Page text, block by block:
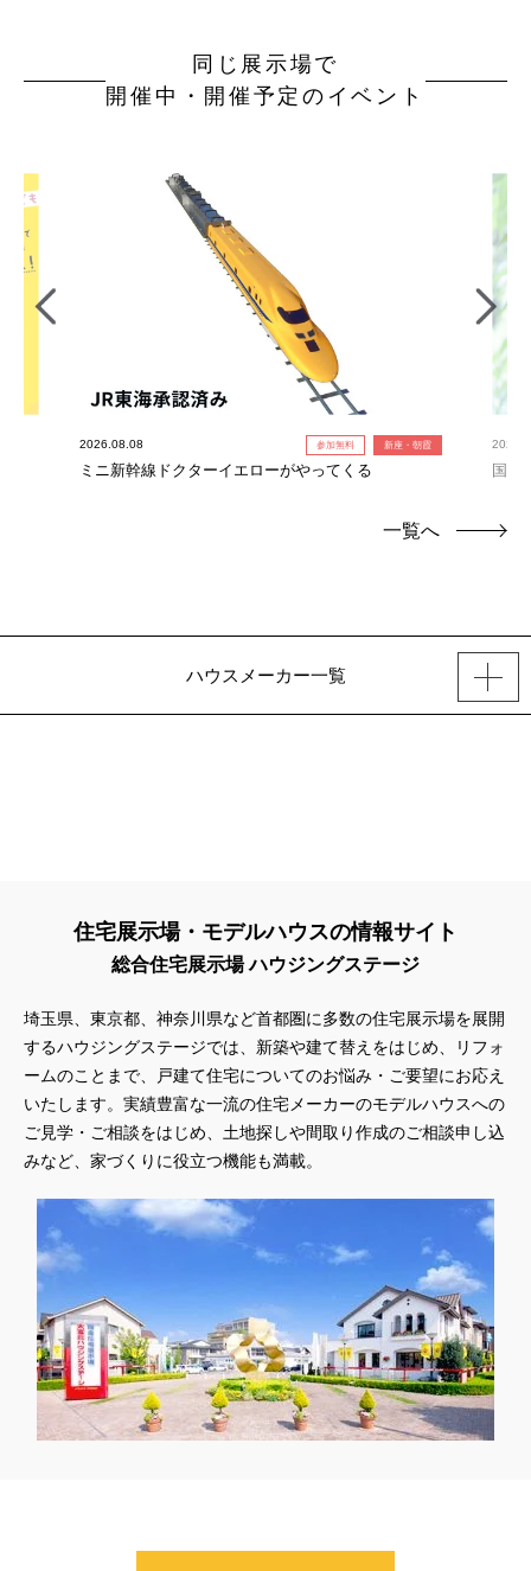
同じ展示場で
開催中・開催予定のイベント
2026.08.08 参加無料 新座・朝霞
ミニ新幹線ドクターイエローがやってくる 国産
一覧へ
ハウスメーカー一覧
住宅展示場・モデルハウスの情報サイト
総合住宅展示場 ハウジングステージ
埼玉県、東京都、神奈川県など首都圏に多数の住宅展示場を展開
するハウジングステージでは、新築や建て替えをはじめ、リフォ
ームのことまで、戸建て住宅についてのお悩み・ご要望にお応え
いたします。実績豊富な一流の住宅メーカーのモデルハウスへの
ご見学・ご相談をはじめ、土地探しや間取り作成のご相談申し込
みなど、家づくりに役立つ機能も満載。